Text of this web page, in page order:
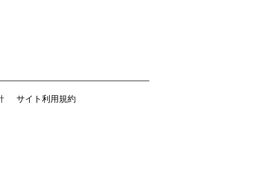
サイト利用規約